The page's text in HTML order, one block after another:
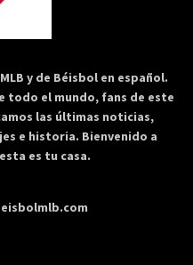
y de Béisbol en español.
todo el mundo, fans de este
las últimas noticias,
e historia. Bienvenido a
es tu casa.